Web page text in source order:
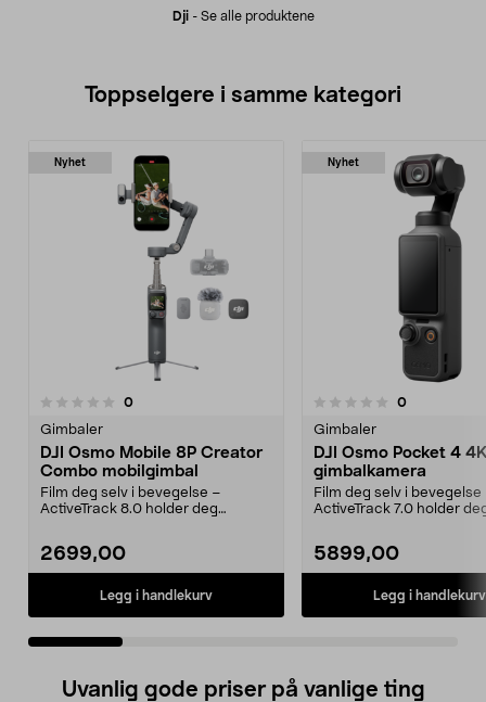
Dji- Se alle produktene
Toppselgere i samme kategori
Nyhet
0anmeldelser
Gimbaler
DJI Osmo Mobile 8P Creator
Combo mobilgimbal
Film deg selv i bevegelse –
ActiveTrack 8.0 holder deg
2699,00
Legg i handlekurv
Nyhet
0.0 av 5 stjerner 0anmeldelser
Gimbaler
DJI Osmo Pocket 4
gimbalkamera
Film deg selv i bevegelse
ActiveTrack 7.0 holder
5899,00
Legg i handlekurv
5.0 av 5 stjerner
Uvanlig gode priser på vanlige ting